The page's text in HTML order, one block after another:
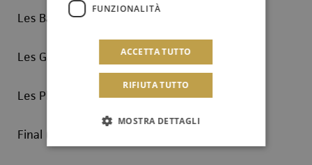
Les Babyloniennes (Allegretto)
Les Gauloises (Allegro moderato)
Les Phéniciennes (Andante)
Final (Allegro)
FUNZIONALITÀ
ACCETTA TUTTO
RIFIUTA TUTTO
MOSTRA DETTAGLI